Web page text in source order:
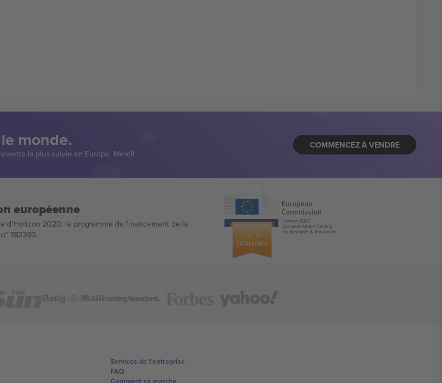
monde.
la plus suivie en Europe. Merci!
COMMENCEZ À VENDRE
européenne
d’Horizon 2020, le programme de financement de la
782393.
Services de l'entreprise
FAQ
Comment ça marche